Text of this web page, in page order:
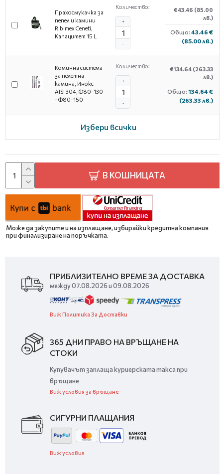
Прахосмукачка за
пепел и камини
Ribimex Cenetì,
Капацитет 15 L
Количество:
-
+
€43.46 (85.00
лв.)
Общо: 43.46 €
(85.00 лв.)
Коминна система
за пелетна
камина, Инокс
AISI 304, Ф80-130
- Ф80-150
Количество:
-
+
€134.64 (263.33
лв.)
Общо: 134.64 €
(263.33 лв.)
Избери всички
В КОШНИЦАТА
Може да закупите и на изплащане, избирайки кредитна компания
при финализиране на поръчката.
ПРИБЛИЗИТЕЛНО ВРЕМЕ ЗА ДОСТАВКА
между 07.08.2026 и 09.08.2026
Виж Политика За Доставки
365 ДНИ ПРАВО НА ВРЪЩАНЕ НА
СТОКИ
Купувачът заплаща куриерската такса при
връщане
Виж условия за връщане
СИГУРНИ ПЛАЩАНИЯ
Виж условия